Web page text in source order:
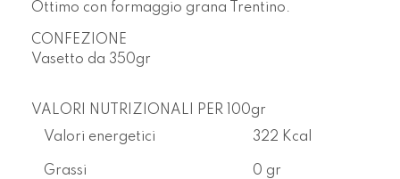
Ottimo con formaggio grana Trentino.
CONFEZIONE
Vasetto da 350gr
VALORI NUTRIZIONALI PER 100gr
Valori energetici
322 Kcal
Grassi 0 gr